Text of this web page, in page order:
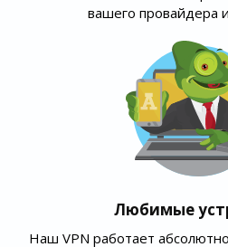
вашего провайдера
Любимые
Наш VPN работает